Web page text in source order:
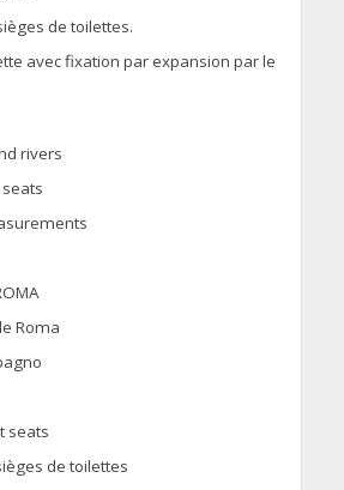
de toilettes.
avec fixation par expansion par le
rivers
Roma
seats
de toilettes